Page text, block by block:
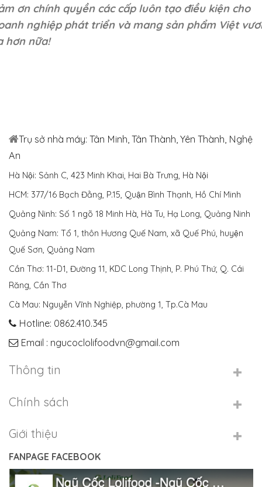
ơn chính quyền các cấp luôn tạo điều kiện cho
nghiệp phát triển và mang sản phẩm Việt
hơn nữa!
Trụ sở nhà máy: Tân Minh, Tân Thành, Yên Thành, Nghệ
An
Hà Nội: Sảnh C, 423 Minh Khai, Hai Bà Trưng, Hà Nội
HCM: 377/16 Bạch Đằng, P.15, Quận Bình Thạnh, Hồ Chí Minh
Quảng Ninh: Số 1 ngõ 18 Minh Hà, Hà Tu, Hạ Long, Quảng Ninh
Quảng Nam: Tổ 1, thôn Hương Quế Nam, xã Quế Phú, huyện
Quế Sơn, Quảng Nam
Cần Thơ: 11-D1, Đường 11, KDC Long Thịnh, P. Phú Thứ, Q. Cái
Răng, Cần Thơ
Cà Mau: Nguyễn Vĩnh Nghiệp, phường 1, Tp.Cà Mau
Hotline: 0862.410.345
Email : ngucoclolifoodvn@gmail.com
Thông tin
Chính sách
Giới thiệu
FANPAGE FACEBOOK